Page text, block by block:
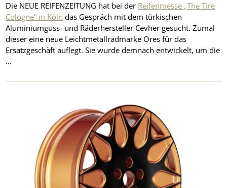
Die NEUE REIFENZEITUNG hat bei der Reifenmesse „The Tire
Cologne“ in Köln das Gespräch mit dem türkischen
Aluminiumguss- und Räderhersteller Cevher gesucht. Zumal
dieser eine neue Leichtmetallradmarke Ores für das
Ersatzgeschäft auflegt. Sie wurde demnach entwickelt, um die
…